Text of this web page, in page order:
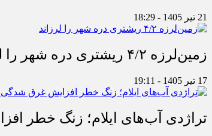
21 تیر 1405 - 18:29
زمین‌لرزه ۴/۲ ریشتری دره شهر را لرزاند
17 تیر 1405 - 19:11
تراژدی آب‌های ایلام؛ زنگ خطر